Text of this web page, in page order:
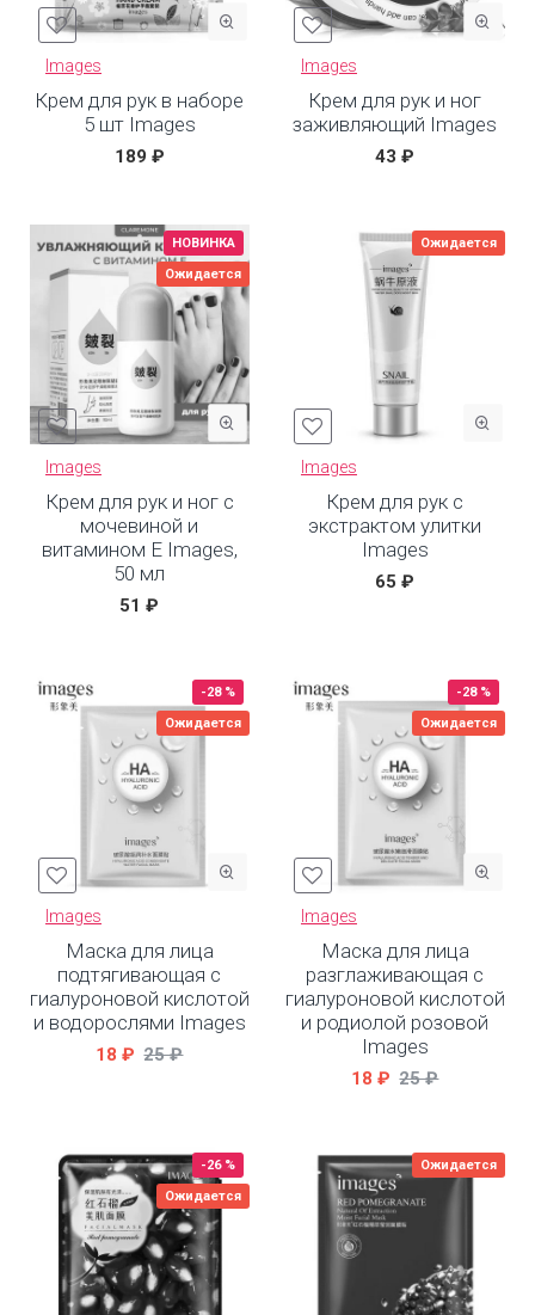
Images
Крем для рук в наборе
5 шт Images
189 ₽
Images
Крем для рук и ног
заживляющий Images
43 ₽
НОВИНКА
Ожидается
Images
Крем для рук и ног с
мочевиной и
витамином Е Images,
50 мл
51 ₽
Ожидается
Images
Крем для рук с
экстрактом улитки
Images
65 ₽
-28 %
Ожидается
Images
Маска для лица
подтягивающая с
гиалуроновой кислотой
и водорослями Images
18 ₽ 25 ₽
-28 %
Ожидается
Images
Маска для лица
разглаживающая с
гиалуроновой кислотой
и родиолой розовой
Images
18 ₽ 25 ₽
-26 %
Ожидается
Ожидается